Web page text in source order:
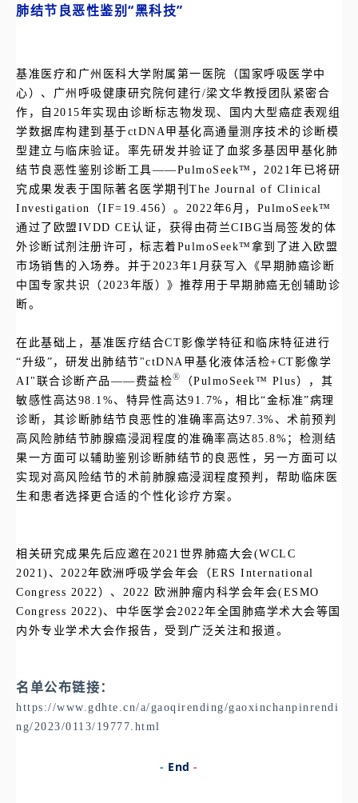
肺结节良恶性鉴别“黑科技”
基准医疗和广州医科大学附属第一医院（国家呼吸医学中
心）、广州呼吸健康研究院何建行/梁文华教授团队紧密合
作，自2015年实现由诊断标志物发现、国内大型癌症表观组
学数据库构建到基于ctDNA甲基化高通量测序技术的诊断模
型建立与临床验证。率先研发并验证了血浆多基因甲基化肺
结节良恶性鉴别诊断工具——PulmoSeek™，2021年已将研
究成果发表于国际著名医学期刊The Journal of Clinical
Investigation（IF=19.456）。2022年6月，PulmoSeek™
通过了欧盟IVDD CE认证，获得由荷兰CIBG当局签发的体
外诊断试剂注册许可，标志着PulmoSeek™拿到了进入欧盟
市场销售的入场券。并于2023年1月获写入《早期肺癌诊断
中国专家共识（2023年版）》推荐用于早期肺癌无创辅助诊
断。
在此基础上，基准医疗结合CT影像学特征和临床特征进行
“升级”，研发出肺结节"ctDNA甲基化液体活检+CT影像学
AI"联合诊断产品—— 费益检® （PulmoSeek™ Plus），其
敏感性高达98.1%、特异性高达91.7%，相比“金标准”病理
诊断，其诊断肺结节良恶性的准确率高达97.3%、术前预判
高风险肺结节肺腺癌浸润程度的准确率高达85.8%；检测结
果一方面可以辅助鉴别诊断肺结节的良恶性，另一方面可以
实现对高风险结节的术前肺腺癌浸润程度预判，帮助临床医
生和患者选择更合适的个性化诊疗方案。
相关研究成果先后应邀在2021世界肺癌大会(WCLC
2021)、2022年欧洲呼吸学会年会（ERS International
Congress 2022）、2022 欧洲肿瘤内科学会年会(ESMO
Congress 2022)、中华医学会2022年全国肺癌学术大会等国
内外专业学术大会作报告，受到广泛关注和报道。
名单公布链接：
https://www.gdhte.cn/a/gaoqirending/gaoxinchanpinrendi
ng/2023/0113/19777.html
- End-